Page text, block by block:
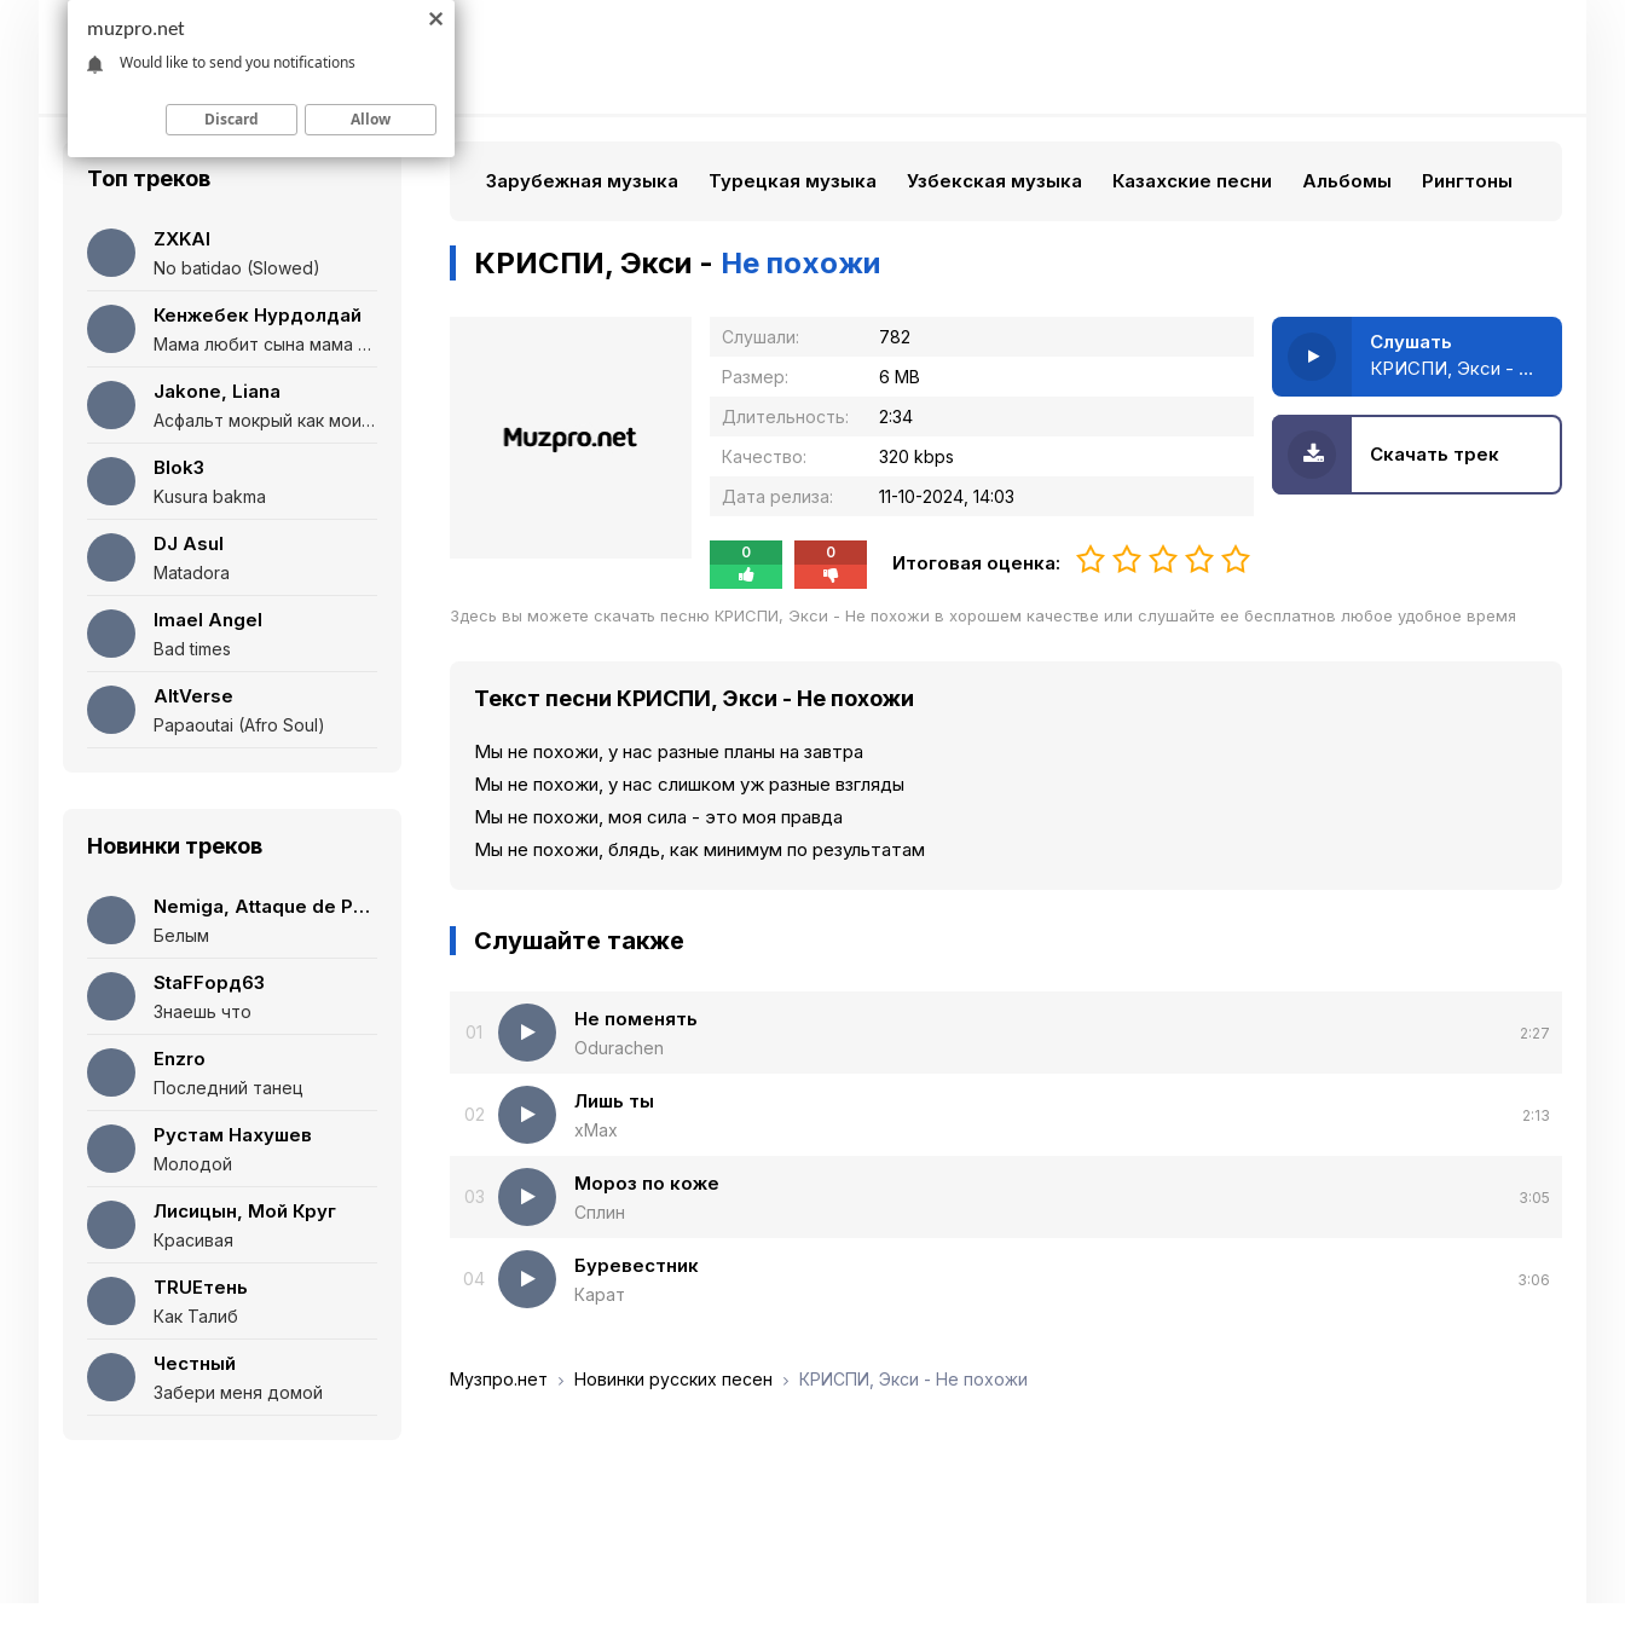
Топ треков
ZXKAI
No batidao (Slowed)
Кенжебек Нурдолдай
Мама любит сына мама любит дочь (Полная версия)
Jakone, Liana
Асфальт мокрый как мои глаза и я нарезаю
Blok3
Kusura bakma
DJ Asul
Matadora
Imael Angel
Bad times
AltVerse
Papaoutai (Afro Soul)
Новинки треков
Nemiga, Attaque de Panique
Белым
StaFFорд63
Знаешь что
Enzro
Последний танец
Рустам Нахушев
Молодой
Лисицын, Мой Круг
Красивая
TRUEтень
Как Талиб
Честный
Забери меня домой
Зарубежная музыка Турецкая музыка Узбекская музыка Казахские песни Альбомы Рингтоны
КРИСПИ, Экси - Не похожи
Слушали:
782
Размер:
6 MB
Длительность:
2:34
Качество:
320 kbps
Дата релиза:
11-10-2024, 14:03
0 0 Итоговая оценка:
Слушать
КРИСПИ, Экси - Не похожи
Скачать трек
Здесь вы можете скачать песню КРИСПИ, Экси - Не похожи в хорошем качестве или слушайте ее бесплатнов любое удобное время
Текст песни КРИСПИ, Экси - Не похожи
Мы не похожи, у нас разные планы на завтра
Мы не похожи, у нас слишком уж разные взгляды
Мы не похожи, моя сила - это моя правда
Мы не похожи, блядь, как минимум по результатам
Слушайте также
01
Не поменять
Odurachen
2:27
02
Лишь ты
xMax
2:13
03
Мороз по коже
Сплин
3:05
04
Буревестник
Карат
3:06
Музпро.нет Новинки русских песен КРИСПИ, Экси - Не похожи
muzpro.net
Would like to send you notifications
Discard Allow